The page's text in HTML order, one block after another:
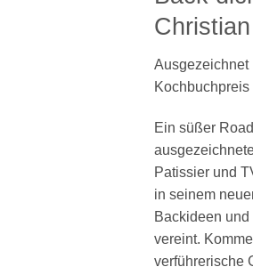
Ausgezeichnet
Ein süßer
Pa­tis­si­er und
in seinem
Backideen
vereint.
verführerische